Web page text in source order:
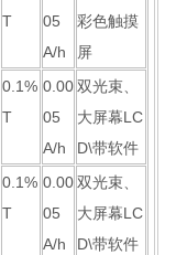
T
05
A/h
彩色触摸
屏
0.1%
T
0.00
05
A/h
双光束、
大屏幕LC
D\带软件
0.1%
T
0.00
05
A/h
双光束、
大屏幕LC
D\带软件